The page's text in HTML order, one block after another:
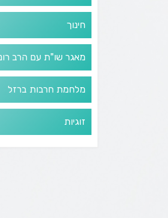
חינוך
מאגר שו"ת עם הרב
מלחמת חרבות ברזל
זוגיות